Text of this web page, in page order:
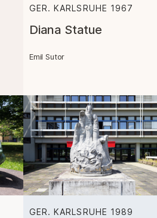
GER. KARLSRUHE 1967
Diana Statue
Emil Sutor
GER. KARLSRUHE 1989